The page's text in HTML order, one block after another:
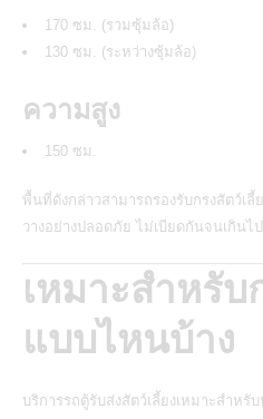
170 ซม. (รวมซุ้มล้อ)
130 ซม. (ระหว่างซุ้มล้อ)
ความสูง
150 ซม.
พื้นที่ดังกล่าวสามารถรองรับกรงสัตว์เ
วางอย่างปลอดภัย ไม่เบียดกันจนเกินไป
เหมาะสำหรับ
แบบไหนบ้าง
บริการรถตู้รับส่งสัตว์เลี้ยงเหมาะสำหรั